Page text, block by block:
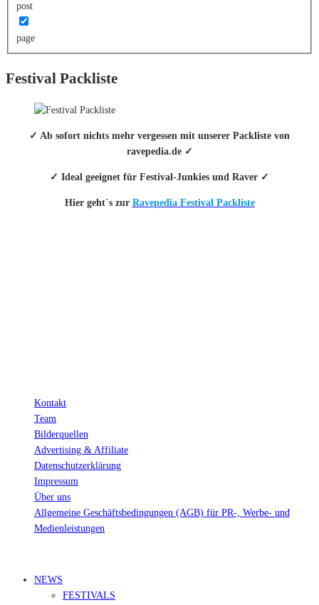
post
page
Festival Packliste
✓ Ab sofort nichts mehr vergessen mit unserer Packliste von
ravepedia.de ✓
✓ Ideal geeignet für Festival-Junkies und Raver ✓
Hier geht`s zur Ravepedia Festival Packliste
Kontakt
Team
Bilderquellen
Advertising & Affiliate
Datenschutzerklärung
Impressum
Über uns
Allgemeine Geschäftsbedingungen (AGB) für PR-, Werbe- und
Medienleistungen
NEWS
FESTIVALS